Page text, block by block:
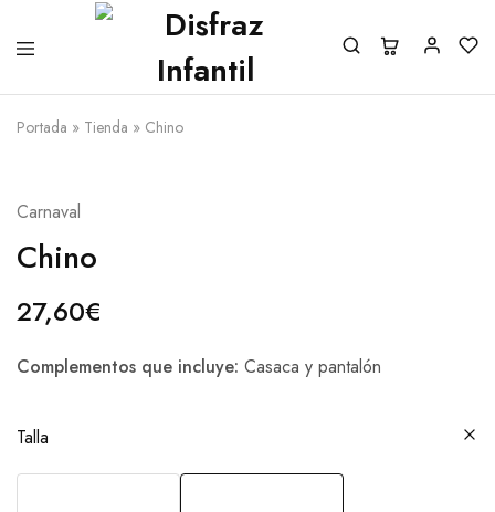
Portada » Tienda » Chino
Carnaval
Chino
27,60€
Complementos que incluye: Casaca y pantalón
Talla